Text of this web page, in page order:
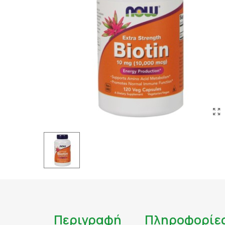
ΤΑΤΟΥΑΖ
ΑΝΤΙΦΛΕΓΜΟΝΩΔΗ
ΑΠΟΤΟΞΙΝΩΣΗ
ΑΠΟΤΟΞΙΝΩΣΗ
ΑΡΘΡΙΤΙΔΑ
ΑΣΦΑΛΕΣ ΜΑΥΡΙΣΜΑ
ΑΦΥΔΑΤΩΣΗ
ΒΗΧΑΣ/ ΛΟΙΜΩΞΕΙΣ/
ΓΑΣΤΡΕΝΤΕΡΙΚΟ
ΔΙΑΒΗΤΗΣ
Περιγραφή